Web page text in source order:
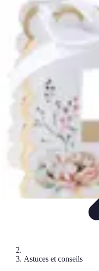
Chocolats de Pâques
Tendances Saveurs et Variétés
Personnalisation
Chocolats de Pâques
Astuces et conseils